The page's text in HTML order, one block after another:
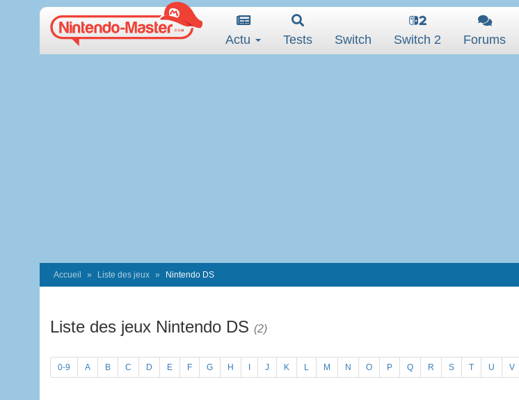
Actu Tests Switch Switch 2 Forums
Accueil Liste des jeux Nintendo DS
Liste des jeux Nintendo DS (2)
0-9 A B C D E F G H J K L M N O P Q R S T U V